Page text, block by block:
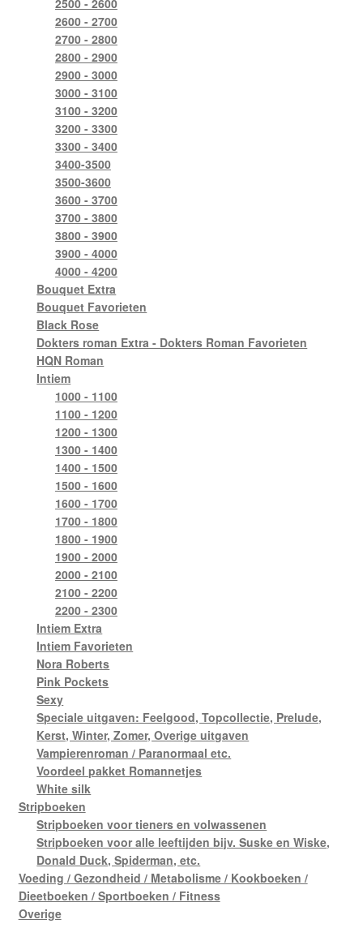
2500 - 2600
2600 - 2700
2700 - 2800
2800 - 2900
2900 - 3000
3000 - 3100
3100 - 3200
3200 - 3300
3300 - 3400
3400-3500
3500-3600
3600 - 3700
3700 - 3800
3800 - 3900
3900 - 4000
4000 - 4200
Bouquet Extra
Bouquet Favorieten
Black Rose
Dokters roman Extra - Dokters Roman Favorieten
HQN Roman
Intiem
1000 - 1100
1100 - 1200
1200 - 1300
1300 - 1400
1400 - 1500
1500 - 1600
1600 - 1700
1700 - 1800
1800 - 1900
1900 - 2000
2000 - 2100
2100 - 2200
2200 - 2300
Intiem Extra
Intiem Favorieten
Nora Roberts
Pink Pockets
Sexy
Speciale uitgaven: Feelgood, Topcollectie, Prelude,
Kerst, Winter, Zomer, Overige uitgaven
Vampierenroman / Paranormaal etc.
Voordeel pakket Romannetjes
White silk
Stripboeken
Stripboeken voor tieners en volwassenen
Stripboeken voor alle leeftijden bijv. Suske en Wiske,
Donald Duck, Spiderman, etc.
Voeding / Gezondheid / Metabolisme / Kookboeken /
Dieetboeken / Sportboeken / Fitness
Overige